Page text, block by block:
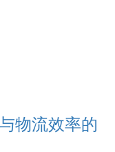
物流效率的